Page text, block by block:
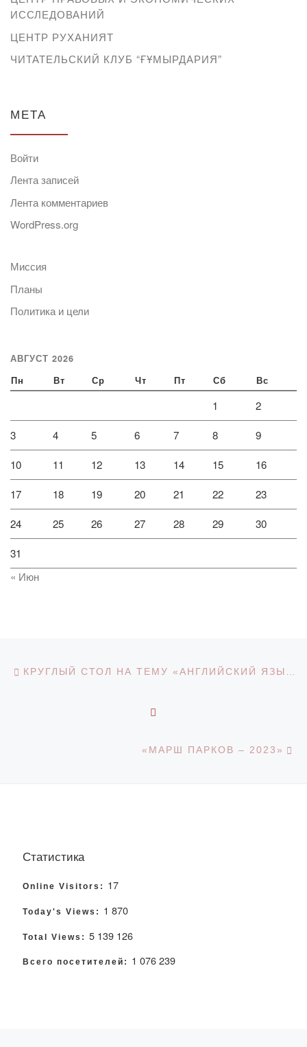
ИССЛЕДОВАНИЙ
ЦЕНТР РУХАНИЯТ
ЧИТАТЕЛЬСКИЙ КЛУБ “ҒҰМЫРДАРИЯ”
МЕТА
Войти
Лента записей
Лента комментариев
WordPress.org
Миссия
Планы
Политика и цели
АВГУСТ 2026
Пн Вт Ср Чт Пт Сб Вс
1 2
3 4 5 6 7 8 9
10 11 12 13 14 15 16
17 18 19 20 21 22 23
24 25 26 27 28 29 30
31
« Июн
Навигация по записям КРУГЛЫЙ СТОЛ НА ТЕМУ «АНГЛИЙСКИЙ ЯЗЫК ОТКРЫВАЕТ МИР»
«МАРШ ПАРКОВ – 2023»
Статистика
Online Visitors: 17
Today's Views: 1 870
Total Views: 5 139 126
Всего посетителей: 1 076 239